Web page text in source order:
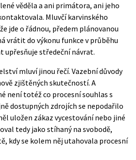
věděla a ani primátora, ani jeho
Mluvčí karvinského
jde o řádnou, předem plánovanou
vrátit do výkonu funkce v průběhu
upřesňuje středeční návrat.
mluví jinou řečí. Vazební důvody
zjištěných skutečností. A
není totéž co procesní souhlas s
dostupných zdrojích se nepodařilo
uložen zákaz vycestování nebo jiné
tedy jako stíhaný na svobodě,
kdy se kolem něj utahovala procesní